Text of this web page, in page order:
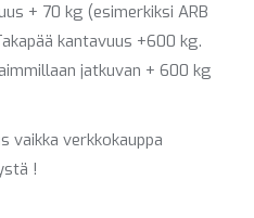
+ 70 kg (esimerkiksi ARB
kantavuus +600 kg.
jatkuvan + 600 kg
vaikka verkkokauppa
!